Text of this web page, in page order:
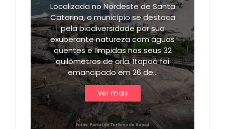
Localizada no Nordeste de Santa
Catarina, o município se destaca
pela biodiversidade por sua
exuberante natureza com águas
quentes e límpidas nos seus 32
quilômetros de orla. Itapoá foi
emancipado em 26 de…
Ver mais